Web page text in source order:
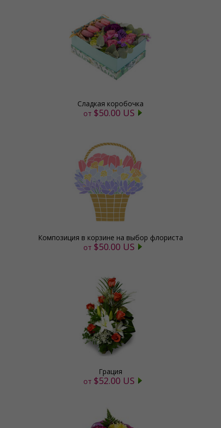
Сладкая коробочка
от $50.00 US
Композиция в корзине на выбор флориста
от $50.00 US
Грация
от $52.00 US